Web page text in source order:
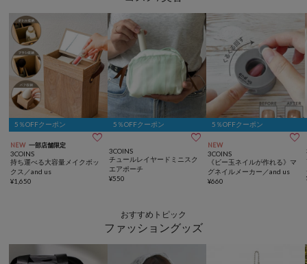
5％OFFクーポン
NEW 一部店舗限定 
3COINS
持ち運べる大容量メイクボッ
クス／and us
¥1,650
5％OFFクーポン

3COINS
チュールレイヤードミニスク
エアポーチ
¥550
5％OFFクーポン
NEW 
3COINS
《ビー玉ネイルが作れる》マ
グネイルメーカー／and us
¥660
おすすめトピック
ファッショングッズ